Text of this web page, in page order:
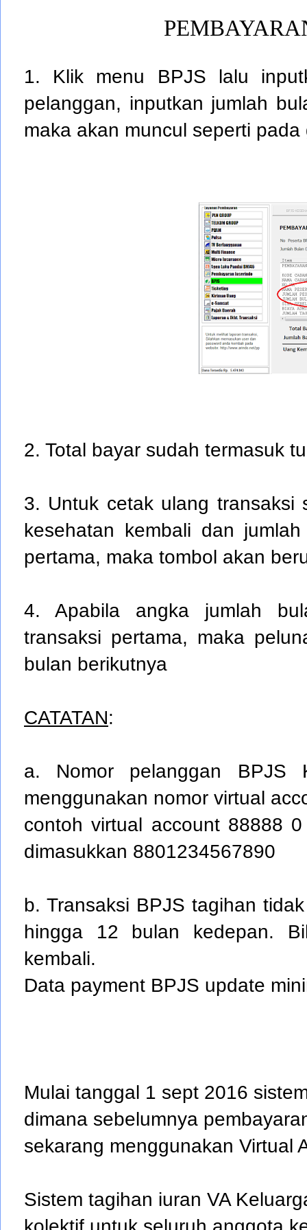
1. Klik menu BPJS lalu
pelanggan, inputkan jumlah
maka akan muncul seperti
2. Total bayar sudah termasuk
3. Untuk cetak ulang transaksi
kesehatan kembali dan
pertama, maka tombol akan
4. Apabila angka jumlah
transaksi pertama, maka
bulan berikutnya
CATATAN:
a. Nomor pelanggan BPJS
menggunakan nomor virtual
contoh virtual account 88888
dimasukkan 8801234567890
b. Transaksi BPJS tagihan
hingga 12 bulan kedepan.
kembali.
Data payment BPJS update
Mulai tanggal 1 sept 2016
dimana sebelumnya
sekarang menggunakan Virtual
Sistem tagihan iuran VA